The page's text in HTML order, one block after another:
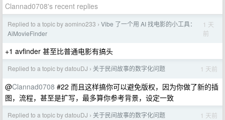
Clannad0708's recent replies
Replied to a topic by aomino233 › Vibe 了一个用 AI 找电影的小工具：
AiMovieFinder
1 天
前
+1 avfinder 甚至比普通电影有搞头
Replied to a topic by datouDJ › 关于民间故事的数字化问题 1 天前
@Clannad0708 #22 而且这样搞你可以避免版权，因为你做了新的插
图，流程，甚至是扩写，最多算你参考背景，设定一致
Replied to a topic by datouDJ › 关于民间故事的数字化问题 1 天前